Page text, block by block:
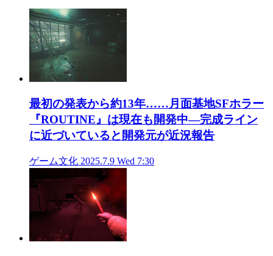
最初の発表から約13年……月面基地SFホラー
『ROUTINE』は現在も開発中―完成ライン
に近づいていると開発元が近況報告
ゲーム文化 2025.7.9 Wed 7:30